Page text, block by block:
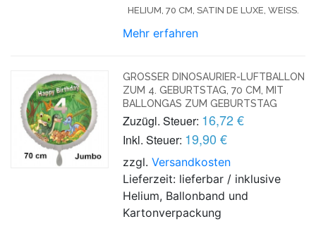
HELIUM, 70 CM, SATIN DE LUXE, WEISS.
Mehr erfahren
GROSSER DINOSAURIER-LUFTBALLON Z
UM 4. GEBURTSTAG, 70 CM, MIT B
ALLONGAS ZUM GEBURTSTAG
Zuzügl. Steuer: 16,72 €
Inkl. Steuer: 19,90 €
zzgl.Versandkosten
Lieferzeit: lieferbar / inklusive
Helium, Ballonband und
Kartonverpackung